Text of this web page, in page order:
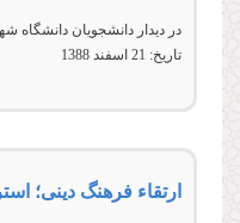
در دیدار دانشجویان دانشگاه
تاریخ: 21 اسفند 1388